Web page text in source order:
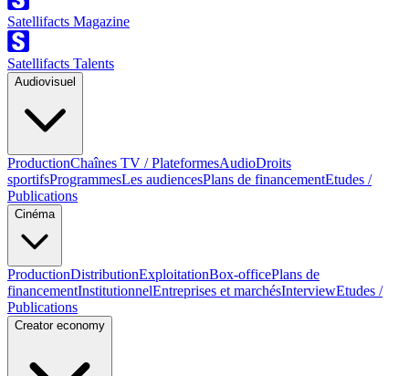
Satellifacts Magazine
Satellifacts Talents
Audiovisuel
ProductionChaînes TV / PlateformesAudioDroits
sportifsProgrammesLes audiencesPlans de financementEtudes /
Publications
Cinéma
ProductionDistributionExploitationBox-officePlans de
financementInstitutionnelEntreprises et marchésInterviewEtudes /
Publications
Creator economy